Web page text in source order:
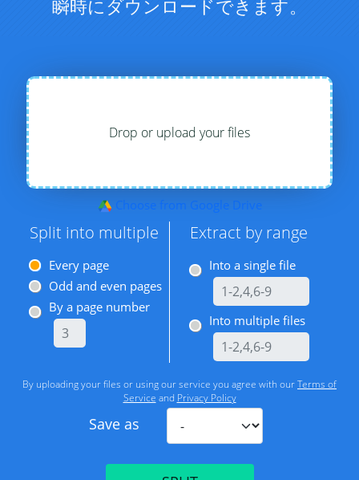
瞬時にダウンロードできます。